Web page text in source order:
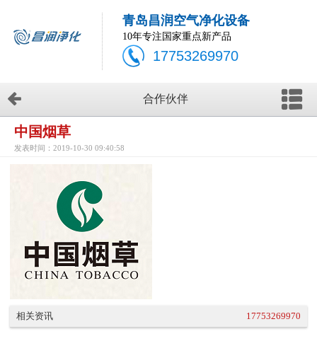
青岛昌润空气净化设备
10年专注国家重点新产品
17753269970
合作伙伴
中国烟草
发表时间：2019-10-30 09:40:58
相关资讯 17753269970